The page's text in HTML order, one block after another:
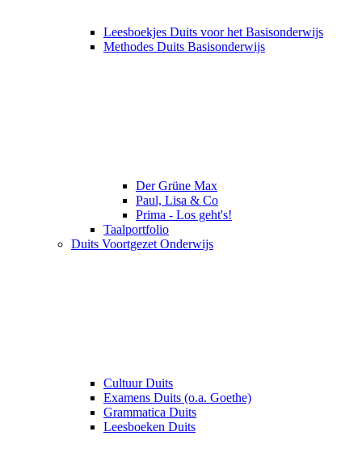
Leesboekjes Duits voor het Basisonderwijs
Methodes Duits Basisonderwijs
Der Grüne Max
Paul, Lisa & Co
Prima - Los geht's!
Taalportfolio
Duits Voortgezet Onderwijs
Cultuur Duits
Examens Duits (o.a. Goethe)
Grammatica Duits
Leesboeken Duits